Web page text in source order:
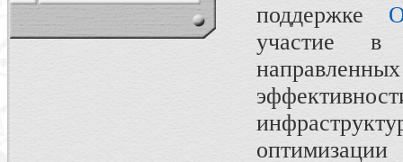
поддержке
участие в